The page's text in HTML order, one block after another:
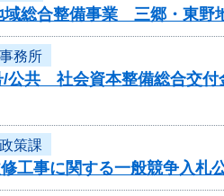
域総合整備事業 三郷・東
務所
/公共 社会資本整備総合交
策課
工事に関する一般競争入札